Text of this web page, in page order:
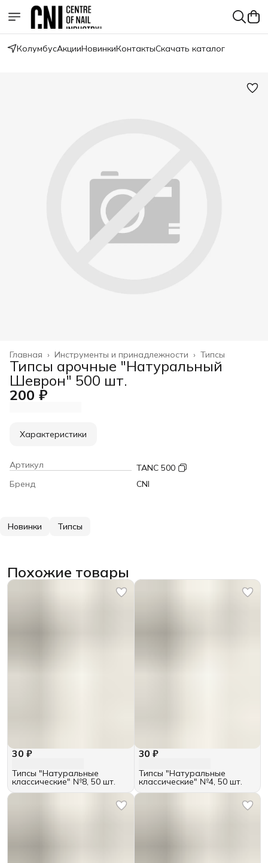
КолумбусАкцииНовинкиКонтактыСкачать каталог
Типсы
Инструменты и принадлежности ›
Главная ›
Типсы арочные "Натуральный
Шеврон" 500 шт.
200 ₽
Характеристики
Артикул
TANC 500
Бренд
CNI
Новинки Типсы
Похожие товары
30 ₽
Типсы "Натуральные
классические" №8, 50 шт.
30 ₽
Типсы "Натуральные
классические" №4, 50 шт.